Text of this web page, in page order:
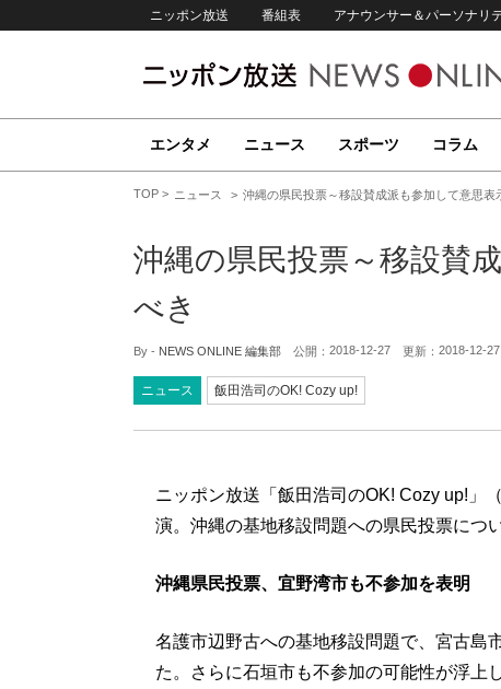
ニッポン放送 番組表 アナウンサー＆パーソナリ
エンタメ ニュース スポーツ コラム
TOP ニュース 沖縄の県民投票～移設賛成派も参加して意思表
沖縄の県民投票～移設賛
べき
By - NEWS ONLINE 編集部 公開： 2018-12-27 更新： 2018-12-27
ニュース 飯田浩司のOK! Cozy up!
ニッポン放送「飯田浩司のOK! Cozy up!」
演。沖縄の基地移設問題への県民投票につ
沖縄県民投票、宜野湾市も不参加を表明
名護市辺野古への基地移設問題で、宮古島
た。さらに石垣市も不参加の可能性が浮上